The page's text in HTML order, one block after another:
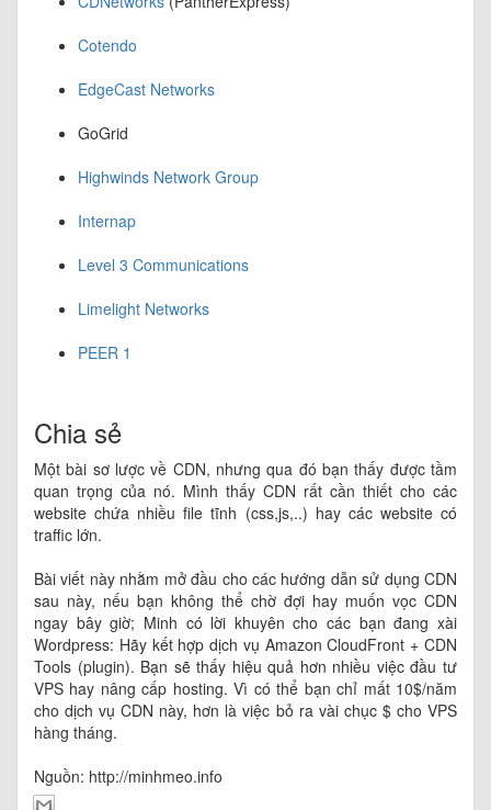
Cotendo
EdgeCast Networks
GoGrid
Highwinds Network Group
Internap
Level 3 Communications
Limelight Networks
PEER 1
Chia sẻ
Một bài sơ lược về CDN, nhưng qua đó bạn thấy được tầm
quan trọng của nó. Mình thấy CDN rất cần thiết cho các
website chứa nhiều file tĩnh (css,js,..) hay các website có
traffic lớn.
Bài viết này nhằm mở đầu cho các hướng dẫn sử dụng CDN
sau này, nếu bạn không thể chờ đợi hay muốn vọc CDN
ngay bây giờ; Minh có lời khuyên cho các bạn đang xài
Wordpress: Hãy kết hợp dịch vụ Amazon CloudFront + CDN
Tools (plugin). Bạn sẽ thấy hiệu quả hơn nhiều việc đầu tư
VPS hay nâng cấp hosting. Vì có thể bạn chỉ mất 10$/năm
cho dịch vụ CDN này, hơn là việc bỏ ra vài chục $ cho VPS
hàng tháng.
Nguồn: http://minhmeo.info